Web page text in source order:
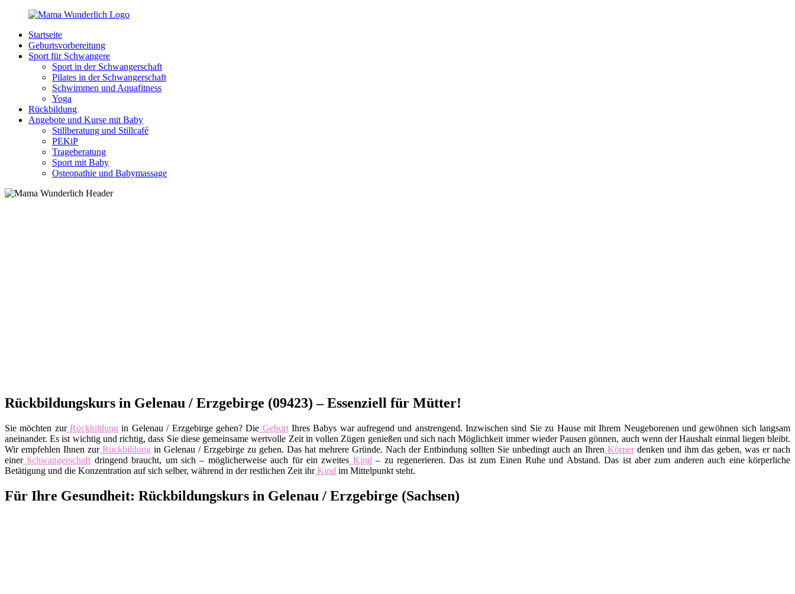
Zurück
Inhalt
MamaWunderlich.de
Mutti
sein
wunderbar!
Startseite
Geburtsvorbereitung
Sport für Schwangere
Sport in der Schwangerschaft
Pilates in der Schwangerschaft
Schwimmen und Aquafitness
Yoga
Rückbildung
Angebote und Kurse mit Baby
Stillberatung und Stillcafé
PEKiP
Trageberatung
Sport mit Baby
Osteopathie und Babymassage
Rückbildungskurs in Gelenau / Erzgebirge (09423) – Essenziell für Mütter!
Sie möchten zurRückbildung in Gelenau / Erzgebirge gehen? Die GeburtIhres Babys war aufregend und anstrengend. Inzwischen sind Sie zu Hause mit Ihrem Neugeborenen und gewöhnen sich langsam
aneinander. Es ist wichtig und richtig, dass Sie diese gemeinsame wertvolle Zeit in vollen Zügen genießen und sich nach Möglichkeit immer wieder Pausen gönnen, auch wenn der Haushalt einmal liegen bleibt.
Wir empfehlen Ihnen zurRückbildung in Gelenau / Erzgebirge zu gehen. Das hat mehrere Gründe. Nach der Entbindung sollten Sie unbedingt auch an Ihren Körperdenken und ihm das geben, was er nach
einerSchwangerschaft dringend braucht, um sich – möglicherweise auch für ein zweites Kind – zu regenerieren. Das ist zum Einen Ruhe und Abstand. Das ist aber zum anderen auch eine körperliche
Betätigung und die Konzentration auf sich selber, während in der restlichen Zeit ihrKind im Mittelpunkt steht.
Für Ihre Gesundheit: Rückbildungskurs in Gelenau / Erzgebirge (Sachsen)